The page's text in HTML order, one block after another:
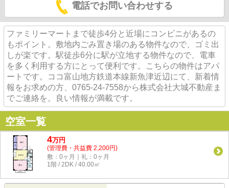
電話でお問い合わせする
ファミリーマートまで徒歩4分と近場にコンビニがあるの
もポイント。敷地内ごみ置き場のある物件なので、ゴミ出
しが楽です。駅徒歩6分に駅が立地する物件なので、電車
を多く利用する方にとって便利です。こちらの物件はアパ
ートです。ココ富山地方鉄道本線新魚津近辺にて、新着情
報をお求めの方、0765-24-7558から株式会社大城不動産ま
でご連絡を。良い情報が満載です。
空室一覧
4万円
(管理費・共益費 2,200円)
敷：0ヶ月｜礼：0ヶ月
1階 / 2DK / 40.00㎡